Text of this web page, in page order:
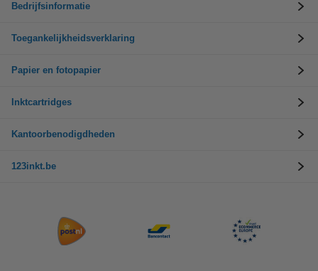
Bedrijfsinformatie
Toegankelijkheidsverklaring
Papier en fotopapier
Inktcartridges
Kantoorbenodigdheden
123inkt.be